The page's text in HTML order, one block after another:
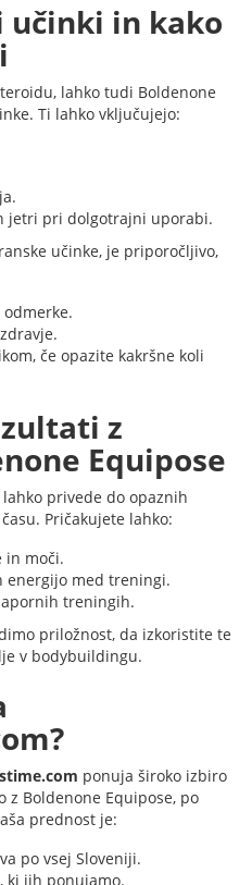
učinki in kako
lahko tudi Boldenone
Ti lahko vključujejo:
jetri pri dolgotrajni uporabi.
učinke, je priporočljivo,
če opazite kakršne koli
z
Equipose
privede do opaznih
Pričakujete lahko:
in moči.
energijo med treningi.
treningih.
priložnost, da izkoristite te
v bodybuildingu.
ponuja široko izbiro
z Boldenone Equipose, po
prednost je:
po vsej Sloveniji.
ki jih ponujamo.